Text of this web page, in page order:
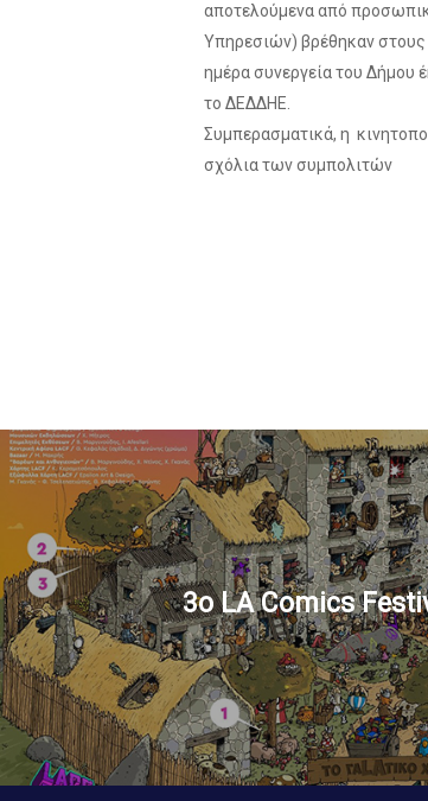
αποτελούμενα από
Υπηρεσιών) βρέθηκαν στους
ημέρα συνεργεία του Δήμου
το ΔΕΔΔΗΕ.
Συμπερασματικά, η
σχόλια των συμπολιτών
3ο LA Comics